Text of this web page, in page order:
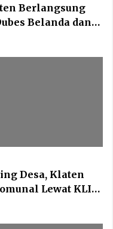
Berlangsung
Belanda dan
Desa, Klaten
Lewat KLIC